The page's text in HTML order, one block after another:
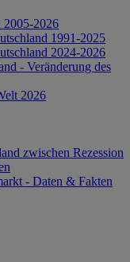
2005-2026
1991-2025
2024-2026
- Veränderung des
2026
zwischen Rezession
- Daten & Fakten